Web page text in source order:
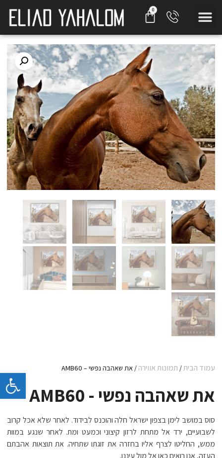
עמוד הבית/ תמונות אווירה / את שאהבה נפשי – AMB60
את שאהבה נפשי - AMB60
סוס במושב לימן בצפון ישראל חלה והוכנס לבידוד. לאחר שלא אכל קרוב
לשבועיים, ירד אל מתחת לרזון קיצוני וכמעט ומת. לאחר שנגע במוות
ממש, החליטו לצרף אליו בחזרה את זוגתו שתחיה. את תוצאות אהבתם
העזה, אנו רואים כאן אל מול עיננו.